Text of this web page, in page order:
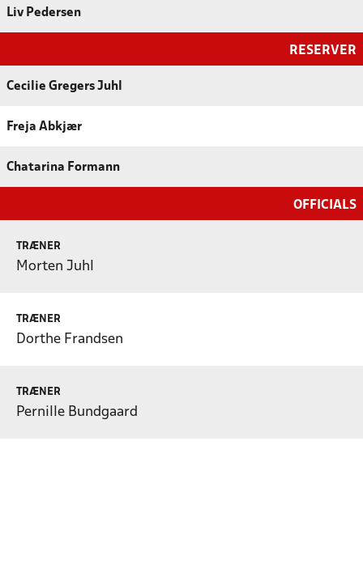
Liv Pedersen
RESERVER
Cecilie Gregers Juhl
Freja Abkjær
Chatarina Formann
OFFICIALS
TRÆNER
Morten Juhl
TRÆNER
Dorthe Frandsen
TRÆNER
Pernille Bundgaard